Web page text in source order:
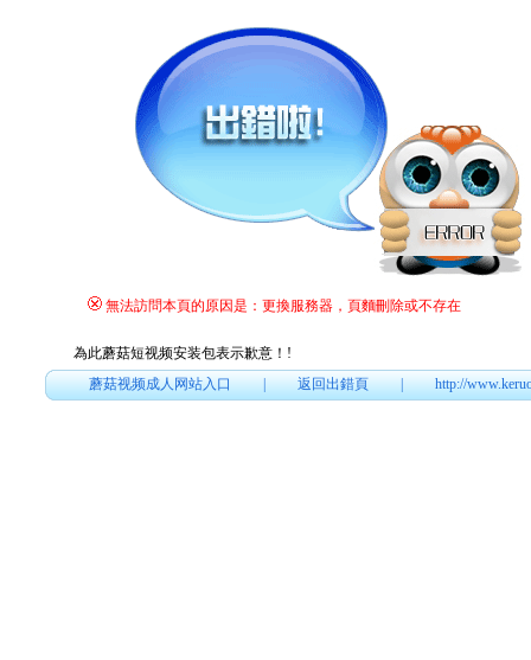
無法訪問本頁的原因是：更換服務器，頁麵刪除或不存在
為此蘑菇短视频安装包表示歉意！ !
蘑菇视频成人网站入口|返回出錯頁|http://